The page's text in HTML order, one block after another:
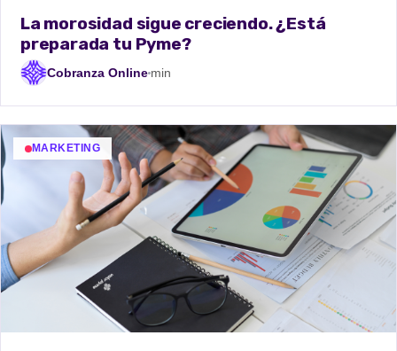
La morosidad sigue creciendo. ¿Está
preparada tu Pyme?
Cobranza Online min
MARKETING